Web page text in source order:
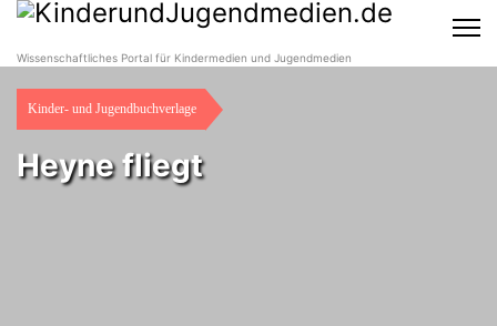
Wissenschaftliches Portal für Kindermedien und Jugendmedien
Kinder- und Jugendbuchverlage
Heyne fliegt